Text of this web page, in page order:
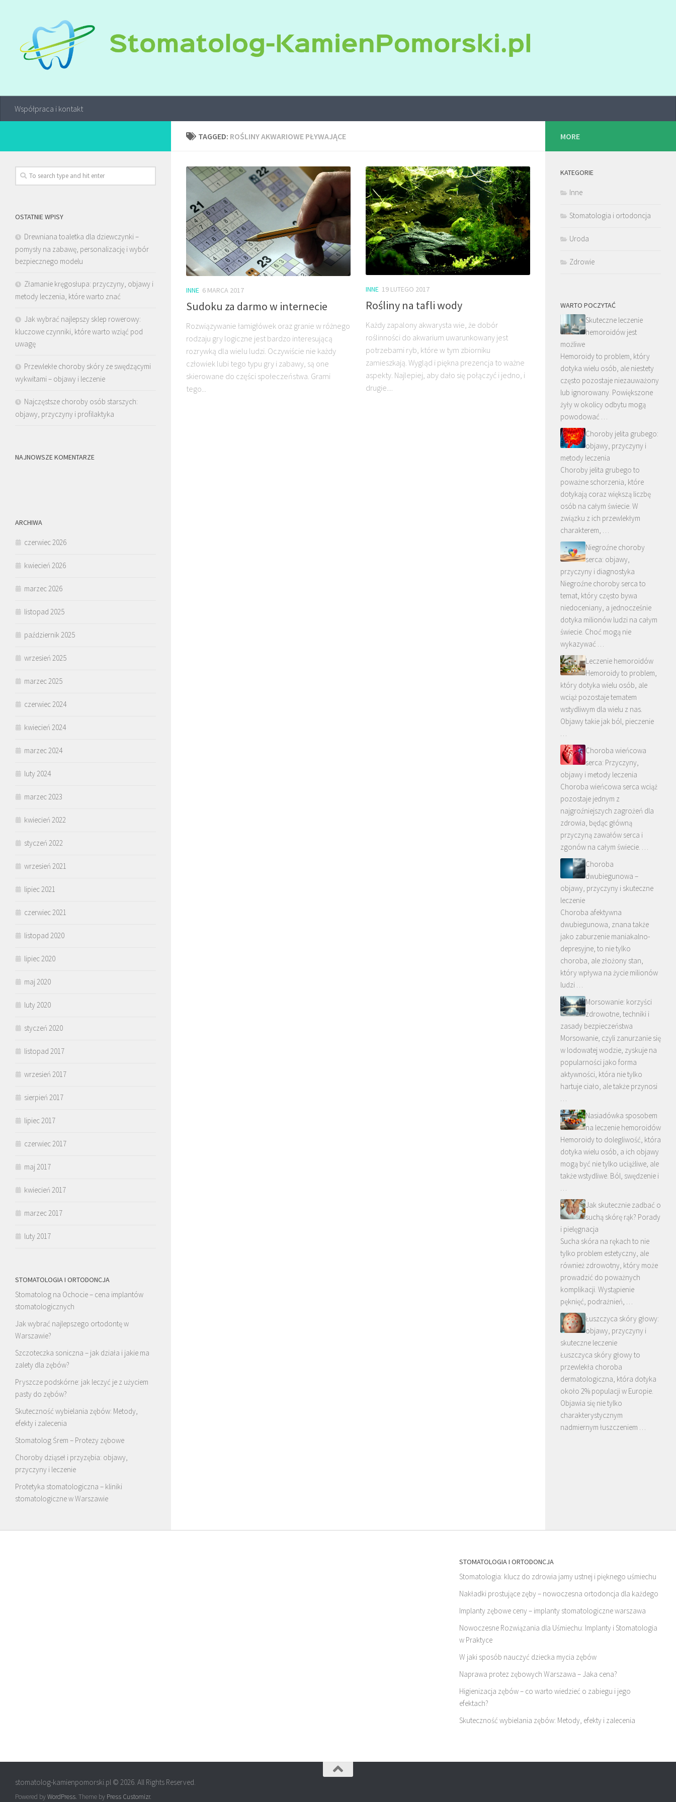
Współpraca i kontakt
TAGGED: ROŚLINY AKWARIOWE PŁYWAJĄCE
INNE 6 MARCA 2017
Sudoku za darmo w internecie
Rozwiązywanie łamigłówek oraz granie w różnego
rodzaju gry logiczne jest bardzo interesującą
rozrywką dla wielu ludzi. Oczywiście nie każdy
człowiek lubi tego typu gry i zabawy, są one
skierowane do części społeczeństwa. Grami
tego...
INNE 19 LUTEGO 2017
Rośliny na tafli wody
Każdy zapalony akwarysta wie, że dobór
roślinności do akwarium uwarunkowany jest
potrzebami ryb, które w tym zbiorniku
zamieszkają. Wygląd i piękna prezencja to ważne
aspekty. Najlepiej, aby dało się połączyć i jedno, i
drugie....
OSTATNIE WPISY
Drewniana toaletka dla dziewczynki –
pomysły na zabawę, personalizację i wybór
bezpiecznego modelu
Złamanie kręgosłupa: przyczyny, objawy i
metody leczenia, które warto znać
Jak wybrać najlepszy sklep rowerowy:
kluczowe czynniki, które warto wziąć pod
uwagę
Przewlekłe choroby skóry ze swędzącymi
wykwitami – objawy i leczenie
Najczęstsze choroby osób starszych:
objawy, przyczyny i profilaktyka
NAJNOWSZE KOMENTARZE
ARCHIWA
czerwiec 2026
kwiecień 2026
marzec 2026
listopad 2025
październik 2025
wrzesień 2025
marzec 2025
czerwiec 2024
kwiecień 2024
marzec 2024
luty 2024
marzec 2023
kwiecień 2022
styczeń 2022
wrzesień 2021
lipiec 2021
czerwiec 2021
listopad 2020
lipiec 2020
maj 2020
luty 2020
styczeń 2020
listopad 2017
wrzesień 2017
sierpień 2017
lipiec 2017
czerwiec 2017
maj 2017
kwiecień 2017
marzec 2017
luty 2017
STOMATOLOGIA I ORTODONCJA
Stomatolog na Ochocie – cena implantów
stomatologicznych
Jak wybrać najlepszego ortodontę w
Warszawie?
Szczoteczka soniczna – jak działa i jakie ma
zalety dla zębów?
Pryszcze podskórne: jak leczyć je z użyciem
pasty do zębów?
Skuteczność wybielania zębów: Metody,
efekty i zalecenia
Stomatolog Śrem – Protezy zębowe
Choroby dziąseł i przyzębia: objawy,
przyczyny i leczenie
Protetyka stomatologiczna – kliniki
stomatologiczne w Warszawie
MORE
KATEGORIE
Inne
Stomatologia i ortodoncja
Uroda
Zdrowie
WARTO POCZYTAĆ
Skuteczne leczenie
hemoroidów jest
możliwe
Hemoroidy to problem, który
dotyka wielu osób, ale niestety
często pozostaje niezauważony
lub ignorowany. Powiększone
żyły w okolicy odbytu mogą
powodować …
Choroby jelita grubego:
objawy, przyczyny i
metody leczenia
Choroby jelita grubego to
poważne schorzenia, które
dotykają coraz większą liczbę
osób na całym świecie. W
związku z ich przewlekłym
charakterem, …
Niegroźne choroby
serca: objawy,
przyczyny i diagnostyka
Niegroźne choroby serca to
temat, który często bywa
niedoceniany, a jednocześnie
dotyka milionów ludzi na całym
świecie. Choć mogą nie
wykazywać …
Leczenie hemoroidów
Hemoroidy to problem,
który dotyka wielu osób, ale
wciąż pozostaje tematem
wstydliwym dla wielu z nas.
Objawy takie jak ból, pieczenie
…
Choroba wieńcowa
serca: Przyczyny,
objawy i metody leczenia
Choroba wieńcowa serca wciąż
pozostaje jednym z
najgroźniejszych zagrożeń dla
zdrowia, będąc główną
przyczyną zawałów serca i
zgonów na całym świecie. …
Choroba
dwubiegunowa –
objawy, przyczyny i skuteczne
leczenie
Choroba afektywna
dwubiegunowa, znana także
jako zaburzenie maniakalno-
depresyjne, to nie tylko
choroba, ale złożony stan,
który wpływa na życie milionów
ludzi …
Morsowanie: korzyści
zdrowotne, techniki i
zasady bezpieczeństwa
Morsowanie, czyli zanurzanie się
w lodowatej wodzie, zyskuje na
popularności jako forma
aktywności, która nie tylko
hartuje ciało, ale także przynosi
…
Nasiadówka sposobem
na leczenie hemoroidów
Hemoroidy to dolegliwość, która
dotyka wielu osób, a ich objawy
mogą być nie tylko uciążliwe, ale
także wstydliwe. Ból, swędzenie i
…
Jak skutecznie zadbać o
suchą skórę rąk? Porady
i pielęgnacja
Sucha skóra na rękach to nie
tylko problem estetyczny, ale
również zdrowotny, który może
prowadzić do poważnych
komplikacji. Wystąpienie
pęknięć, podrażnień, …
Łuszczyca skóry głowy:
objawy, przyczyny i
skuteczne leczenie
Łuszczyca skóry głowy to
przewlekła choroba
dermatologiczna, która dotyka
około 2% populacji w Europie.
Objawia się nie tylko
charakterystycznym
nadmiernym łuszczeniem …
STOMATOLOGIA I ORTODONCJA
Stomatologia: klucz do zdrowia jamy ustnej i pięknego uśmiechu
Nakładki prostujące zęby – nowoczesna ortodoncja dla każdego
Implanty zębowe ceny – implanty stomatologiczne warszawa
Nowoczesne Rozwiązania dla Uśmiechu: Implanty i Stomatologia
w Praktyce
W jaki sposób nauczyć dziecka mycia zębów
Naprawa protez zębowych Warszawa – Jaka cena?
Higienizacja zębów – co warto wiedzieć o zabiegu i jego
efektach?
Skuteczność wybielania zębów: Metody, efekty i zalecenia
stomatolog-kamienpomorski.pl © 2026. All Rights Reserved.
Powered byWordPress. Theme by Press Customizr.